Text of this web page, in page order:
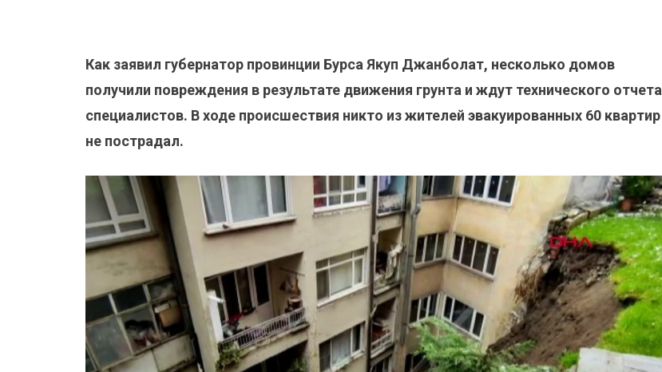
Как заявил губернатор провинции Бурса Якуп Джанболат, несколько домов
получили повреждения в результате движения грунта и ждут технического отчета
специалистов. В ходе происшествия никто из жителей эвакуированных 60 квартир
не пострадал.